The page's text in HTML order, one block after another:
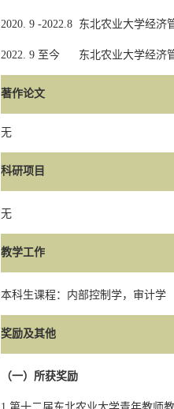
2020. 9 -2022.8 东北农业大学经济
2022. 9 至今 东北农业大学经济
著作论文
无
科研项目
无
教学工作
本科生课程： 内部控制学，审计学
奖励及其他
（一）所获奖励